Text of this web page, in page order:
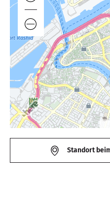
Standort